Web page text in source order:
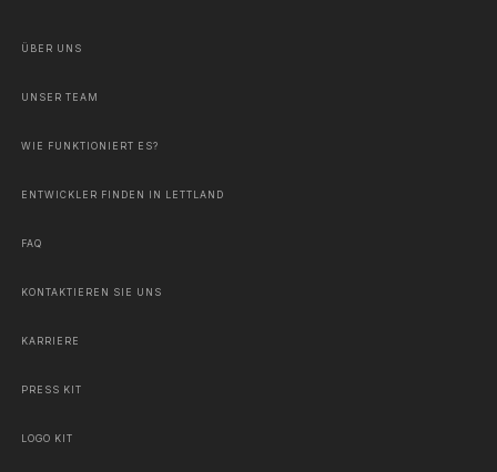
ÜBER UNS
UNSER TEAM
WIE FUNKTIONIERT ES?
ENTWICKLER FINDEN IN LETTLAND
FAQ
KONTAKTIEREN SIE UNS
KARRIERE
PRESS KIT
LOGO KIT